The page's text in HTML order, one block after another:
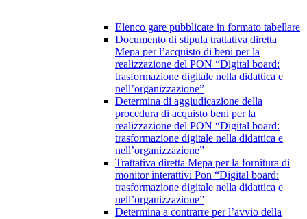
Elenco gare pubblicate in formato tabellare
Documento di stipula trattativa diretta
Mepa per l’acquisto di beni per la
realizzazione del PON “Digital board:
trasformazione digitale nella didattica e
nell’organizzazione”
Determina di aggiudicazione della
procedura di acquisto beni per la
realizzazione del PON “Digital board:
trasformazione digitale nella didattica e
nell’organizzazione”
Trattativa diretta Mepa per la fornitura di
monitor interattivi Pon “Digital board:
trasformazione digitale nella didattica e
nell’organizzazione”
Determina a contrarre per l’avvio della